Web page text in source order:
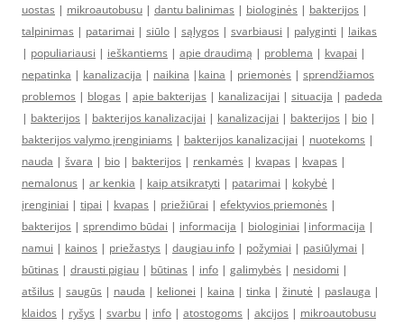
uostas | mikroautobusu | dantu balinimas | biologinės | bakterijos |
talpinimas | patarimai | siūlo | sąlygos | svarbiausi | palyginti | laikas
| populiariausi | ieškantiems | apie draudimą | problema | kvapai |
nepatinka | kanalizacija | naikina | kaina | priemonės | sprendžiamos
problemos | blogas | apie bakterijas | kanalizacijai | situacija | padeda
| bakterijos | bakterijos kanalizacijai | kanalizacijai | bakterijos | bio |
bakterijos valymo įrenginiams | bakterijos kanalizacijai | nuotekoms |
nauda | švara | bio | bakterijos | renkamės | kvapas | kvapas |
nemalonus | ar kenkia | kaip atsikratyti | patarimai | kokybė |
įrenginiai | tipai | kvapas | priežiūrai | efektyvios priemonės |
bakterijos | sprendimo būdai | informacija | biologiniai | informacija |
namui | kainos | priežastys | daugiau info | požymiai | pasiūlymai |
būtinas | drausti pigiau | būtinas | info | galimybės | nesidomi |
atšilus | saugūs | nauda | kelionei | kaina | tinka | žinutė | paslauga |
klaidos | ryšys | svarbu | info | atostogoms | akcijos | mikroautobusu